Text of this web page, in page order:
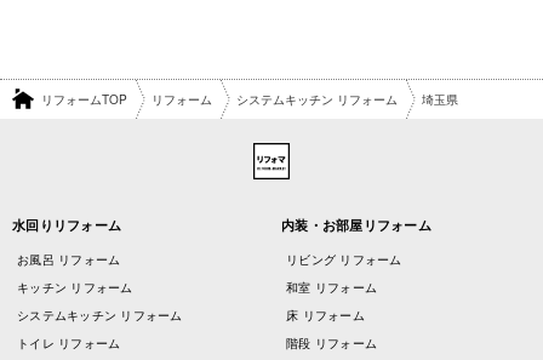
リフォームTOP リフォーム システムキッチン リフォーム 埼玉県
水回りリフォーム
お風呂 リフォーム
キッチン リフォーム
システムキッチン リフォーム
トイレ リフォーム
内装・お部屋リフォーム
リビング リフォーム
和室 リフォーム
床 リフォーム
階段 リフォーム